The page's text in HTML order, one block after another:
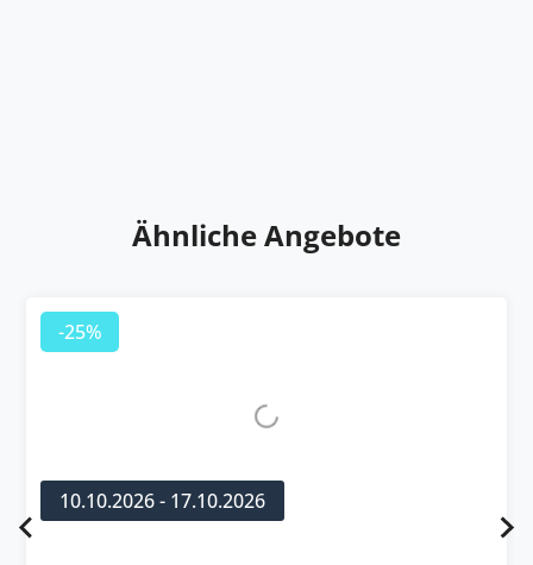
Ähnliche Angebote
-25%
10.10.2026 - 17.10.2026